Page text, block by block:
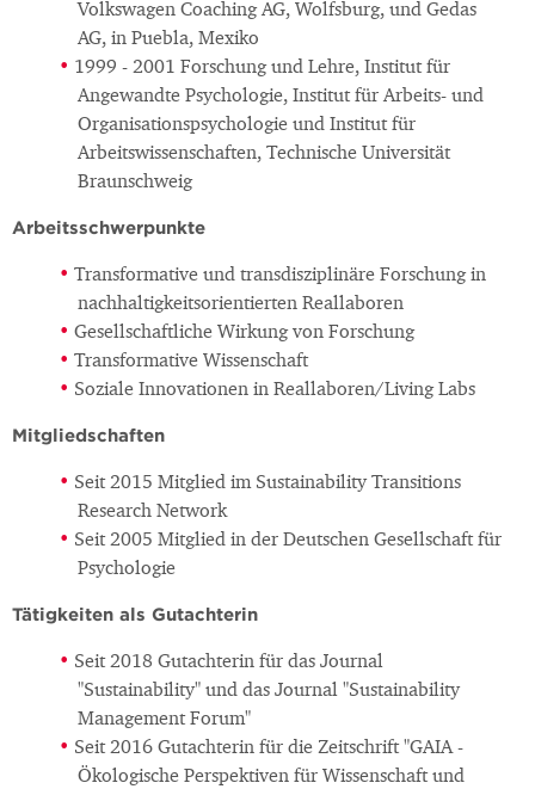
Volkswagen Coaching AG, Wolfsburg, und Gedas
AG, in Puebla, Mexiko
1999 - 2001 Forschung und Lehre, Institut für
Angewandte Psychologie, Institut für Arbeits- und
Organisationspsychologie und Institut für
Arbeitswissenschaften, Technische Universität
Braunschweig
Arbeitsschwerpunkte
Transformative und transdisziplinäre Forschung in
nachhaltigkeitsorientierten Reallaboren
Gesellschaftliche Wirkung von Forschung
Transformative Wissenschaft
Soziale Innovationen in Reallaboren/Living Labs
Mitgliedschaften
Seit 2015 Mitglied im Sustainability Transitions
Research Network
Seit 2005 Mitglied in der Deutschen Gesellschaft für
Psychologie
Tätigkeiten als Gutachterin
Seit 2018 Gutachterin für das Journal
"Sustainability" und das Journal "Sustainability
Management Forum"
Seit 2016 Gutachterin für die Zeitschrift "GAIA -
Ökologische Perspektiven für Wissenschaft und